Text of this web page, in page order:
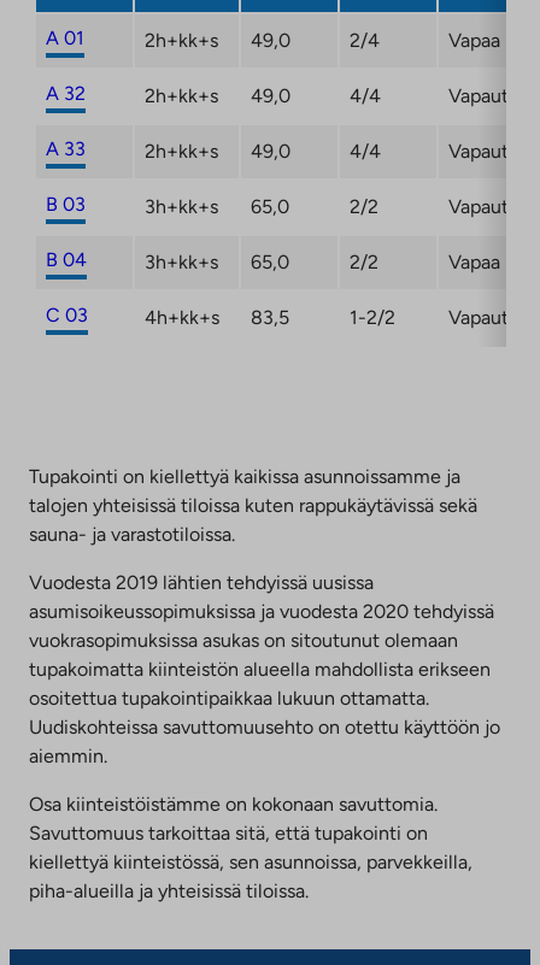
A 01 2h+kk+s 49,0 2/4 Vapaa
A 32 2h+kk+s 49,0 4/4
A 33 2h+kk+s 49,0 4/4
B 03 3h+kk+s 65,0 2/2
B 04 3h+kk+s 65,0 2/2 Vapaa
C 03 4h+kk+s 83,5 1-2/2
Tupakointi on kiellettyä kaikissa asunnoissamme ja
talojen yhteisissä tiloissa kuten rappukäytävissä sekä
sauna- ja varastotiloissa.
Vuodesta 2019 lähtien tehdyissä uusissa
asumisoikeussopimuksissa ja vuodesta 2020 tehdyissä
vuokrasopimuksissa asukas on sitoutunut olemaan
tupakoimatta kiinteistön alueella mahdollista erikseen
osoitettua tupakointipaikkaa lukuun ottamatta.
Uudiskohteissa savuttomuusehto on otettu käyttöön jo
aiemmin.
Osa kiinteistöistämme on kokonaan savuttomia.
Savuttomuus tarkoittaa sitä, että tupakointi on
kiellettyä kiinteistössä, sen asunnoissa, parvekkeilla,
piha-alueilla ja yhteisissä tiloissa.